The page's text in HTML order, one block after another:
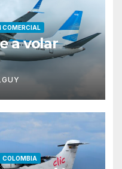
COMERCIAL
a volar
COLOMBIA